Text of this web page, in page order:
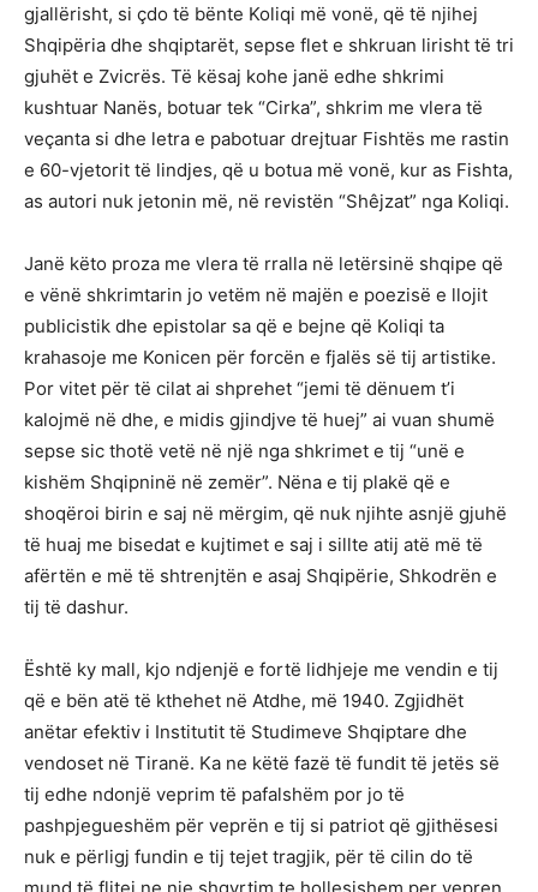
gjallërisht, si çdo të bënte Koliqi më vonë, që të njihej
Shqipëria dhe shqiptarët, sepse flet e shkruan lirisht të tri
gjuhët e Zvicrës. Të kësaj kohe janë edhe shkrimi
kushtuar Nanës, botuar tek “Cirka”, shkrim me vlera të
veçanta si dhe letra e pabotuar drejtuar Fishtës me rastin
e 60-vjetorit të lindjes, që u botua më vonë, kur as Fishta,
as autori nuk jetonin më, në revistën “Shêjzat” nga Koliqi.
Janë këto proza me vlera të rralla në letërsinë shqipe që
e vënë shkrimtarin jo vetëm në majën e poezisë e llojit
publicistik dhe epistolar sa që e bejne që Koliqi ta
krahasoje me Konicen për forcën e fjalës së tij artistike.
Por vitet për të cilat ai shprehet “jemi të dënuem t’i
kalojmë në dhe, e midis gjindjve të huej” ai vuan shumë
sepse sic thotë vetë në një nga shkrimet e tij “unë e
kishëm Shqipninë në zemër”. Nëna e tij plakë që e
shoqëroi birin e saj në mërgim, që nuk njihte asnjë gjuhë
të huaj me bisedat e kujtimet e saj i sillte atij atë më të
afërtën e më të shtrenjtën e asaj Shqipërie, Shkodrën e
tij të dashur.
Është ky mall, kjo ndjenjë e fortë lidhjeje me vendin e tij
që e bën atë të kthehet në Atdhe, më 1940. Zgjidhët
anëtar efektiv i Institutit të Studimeve Shqiptare dhe
vendoset në Tiranë. Ka ne këtë fazë të fundit të jetës së
tij edhe ndonjë veprim të pafalshëm por jo të
pashpjegueshëm për veprën e tij si patriot që gjithësesi
nuk e përligj fundin e tij tejet tragjik, për të cilin do të
mund të flitej ne nje shqyrtim te hollesishem per vepren